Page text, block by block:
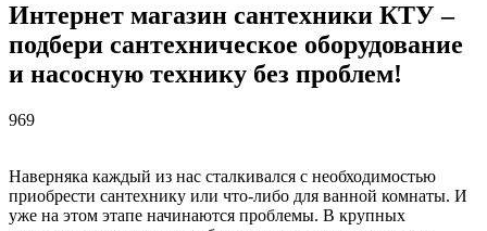
Интернет магазин сантехники КТУ –
подбери сантехническое оборудование
и насосную технику без проблем!
969
Наверняка каждый из нас сталкивался с необходимостью
приобрести сантехнику или что-либо для ванной комнаты. И
уже на этом этапе начинаются проблемы. В крупных